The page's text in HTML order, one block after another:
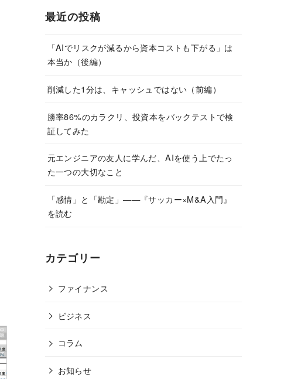
最近の投稿
「AIでリスクが減るから資本コストも下がる」は
本当か（後編）
削減した1分は、キャッシュではない（前編）
勝率86%のカラクリ、投資本をバックテストで検
証してみた
元エンジニアの友人に学んだ、AIを使う上でたっ
た一つの大切なこと
「感情」と「勘定」——『サッカー×M&A入門』
を読む
カテゴリー
ファイナンス
ビジネス
コラム
お知らせ